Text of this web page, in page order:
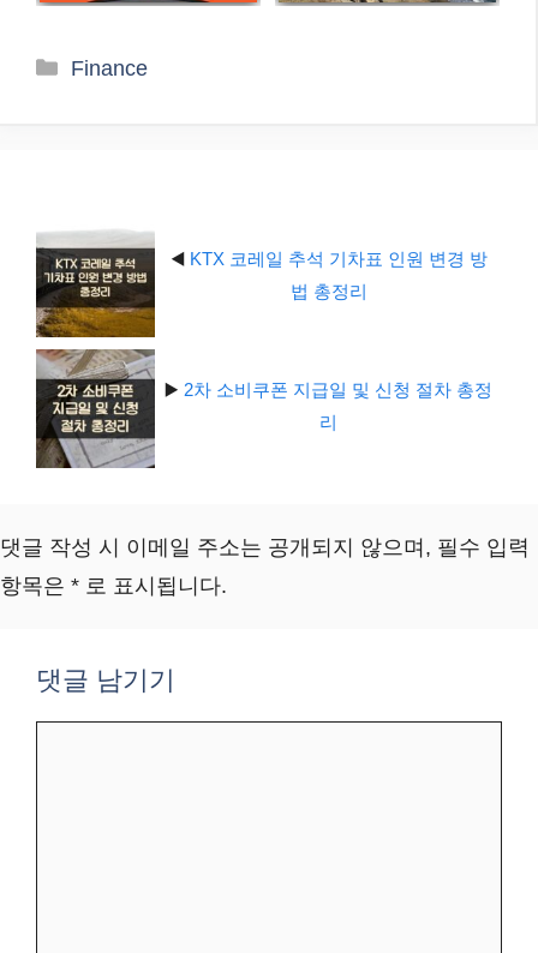
카
Finance
◀️ KTX 코레일 추석 기차표 인원 변경 방
법 총정리
▶️ 2차 소비쿠폰 지급일 및 신청 절차 총정
리
댓글 작성 시 이메일 주소는 공개되지 않으며, 필수 입력
항목은 * 로 표시됩니다.
댓글 남기기